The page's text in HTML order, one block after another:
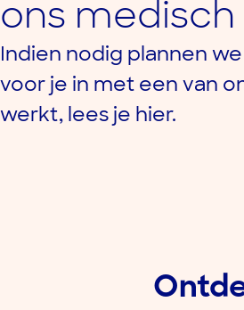
ons
Indien nodig plannen
voor je in met een van
werkt, lees je hier.